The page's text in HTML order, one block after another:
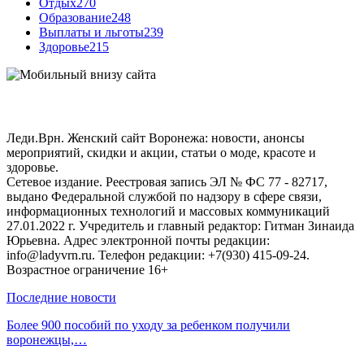
Образование248
Выплаты и льготы239
Здоровье215
Леди.Врн. Женский сайт Воронежа: новости, анонсы
мероприятий, скидки и акции, статьи о моде, красоте и
здоровье.
Сетевое издание. Реестровая запись ЭЛ № ФС 77 - 82717,
выдано Федеральной службой по надзору в сфере связи,
информационных технологий и массовых коммуникаций
27.01.2022 г. Учредитель и главный редактор: Гитман Зинаида
Юрьевна. Адрес электронной почты редакции:
info@ladyvrn.ru. Телефон редакции: +7(930) 415-09-24.
Возрастное ограничение 16+
Последние новости
Более 900 пособий по уходу за ребенком получили
воронежцы,…